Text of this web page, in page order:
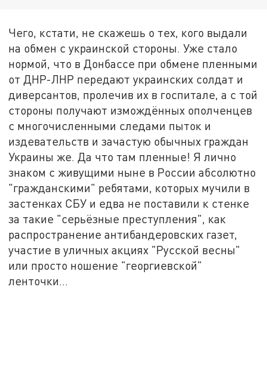
Чего, кстати, не скажешь о тех, кого выдали
на обмен с украинской стороны. Уже стало
нормой, что в Донбассе при обмене пленными
от ДНР-ЛНР передают украинских солдат и
диверсантов, пролечив их в госпитале, а с той
стороны получают измождённых ополченцев
с многочисленными следами пыток и
издевательств и зачастую обычных граждан
Украины же. Да что там пленные! Я лично
знаком с живущими ныне в России абсолютно
"гражданскими" ребятами, которых мучили в
застенках СБУ и едва не поставили к стенке
за такие "серьёзные преступления", как
распространение антибандеровских газет,
участие в уличных акциях "Русской весны"
или просто ношение "георгиевской"
ленточки…